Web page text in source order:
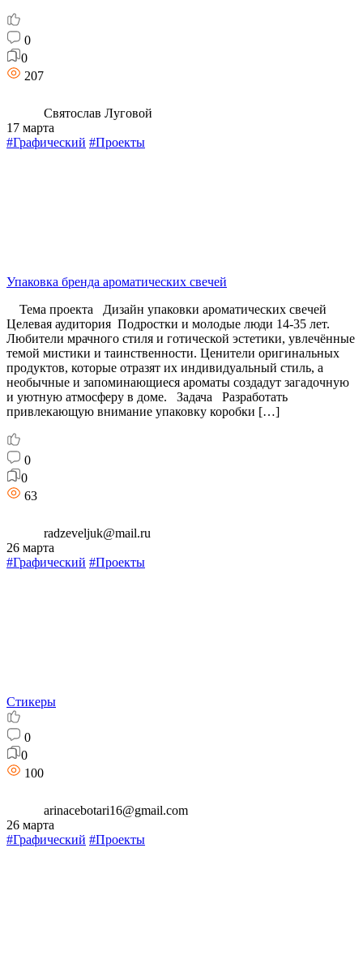
0
0
207
Святослав Луговой
17 марта
#Графический #Проекты
Упаковка бренда ароматических свечей
Тема проекта Дизайн упаковки ароматических свечей
Целевая аудитория Подростки и молодые люди 14-35 лет.
Любители мрачного стиля и готической эстетики, увлечённые
темой мистики и таинственности. Ценители оригинальных
продуктов, которые отразят их индивидуальный стиль, а
необычные и запоминающиеся ароматы создадут загадочную
и уютную атмосферу в доме. Задача Разработать
привлекающую внимание упаковку коробки […]
0
0
63
radzeveljuk@mail.ru
26 марта
#Графический #Проекты
Стикеры
0
0
100
arinacebotari16@gmail.com
26 марта
#Графический #Проекты